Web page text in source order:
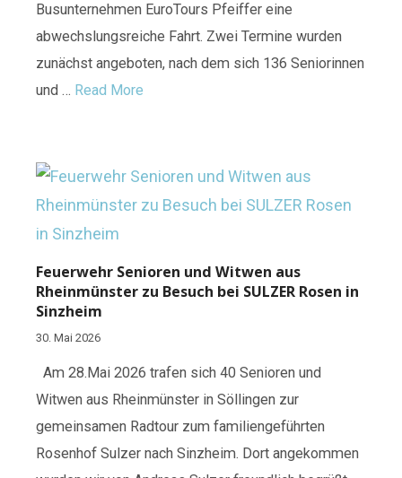
Busunternehmen EuroTours Pfeiffer eine
abwechslungsreiche Fahrt. Zwei Termine wurden
zunächst angeboten, nach dem sich 136 Seniorinnen
und … Read More
Feuerwehr Senioren und Witwen aus
Rheinmünster zu Besuch bei SULZER Rosen in
Sinzheim
30. Mai 2026
Am 28.Mai 2026 trafen sich 40 Senioren und
Witwen aus Rheinmünster in Söllingen zur
gemeinsamen Radtour zum familiengeführten
Rosenhof Sulzer nach Sinzheim. Dort angekommen